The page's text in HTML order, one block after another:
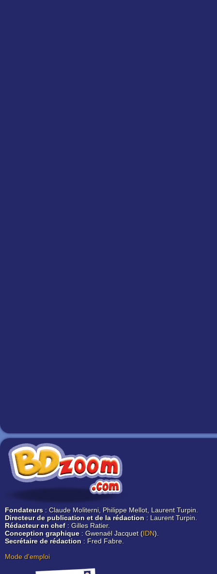
Fondateurs : Claude Moliterni, Philippe Mellot, Laurent Turpin.
Directeur de publication et de la rédaction : Laurent Turpin.
Rédacteur en chef: Gilles Ratier.
Conception graphique: Gwenaël Jacquet (IDN).
Secrétaire de rédaction : Fred Fabre.
Mode d'emploi